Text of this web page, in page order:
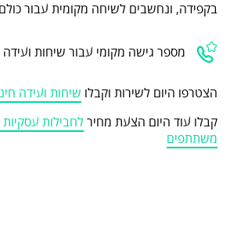
בקפידה, ונחשבים לשיחה מקומית עבור
מספר גישה מקומי עבור שיחות ועידה
הצטרפו היום לשירות וקבלו שיחות ועידה
קבלו עוד היום הצעת מחירלחבילות
משתתפים